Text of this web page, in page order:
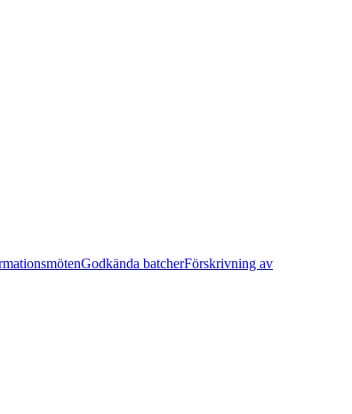
Godkända batcherFörskrivning av